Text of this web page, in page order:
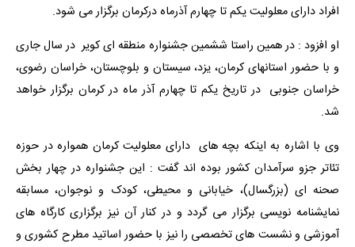
افراد دارای معلولیت یکم تا چهارم آذرماه درکرمان برگزار می شود.
او افزود : در همین راستا ششمین جشنواره منطقه ای کویر در سال جاری
و با حضور استانهای کرمان، یزد، سیستان و بلوچستان، خراسان رضوی،
خراسان جنوبی در تاریخ یکم تا چهارم آذر ماه در کرمان برگزار خواهد
شد.
وی با اشاره به اینکه بچه های دارای معلولیت کرمان همواره در حوزه
تئاتر جزو سرآمدان کشور بوده اند گفت : این جشنواره در چهار بخش
صحنه ای (بزرگسال)، خیابانی و محیطی، کودک و نوجوان، مسابقه
نمایشنامه نویسی برگزار می گردد و در کنار آن نیز برگزاری کارگاه های
آموزشی و نشست های تخصصی را نیز با حضور اساتید مطرح کشوری و